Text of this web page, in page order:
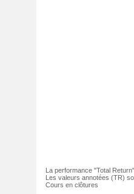
La performance "Total
Les valeurs annotées (TR)
Cours en clôtures